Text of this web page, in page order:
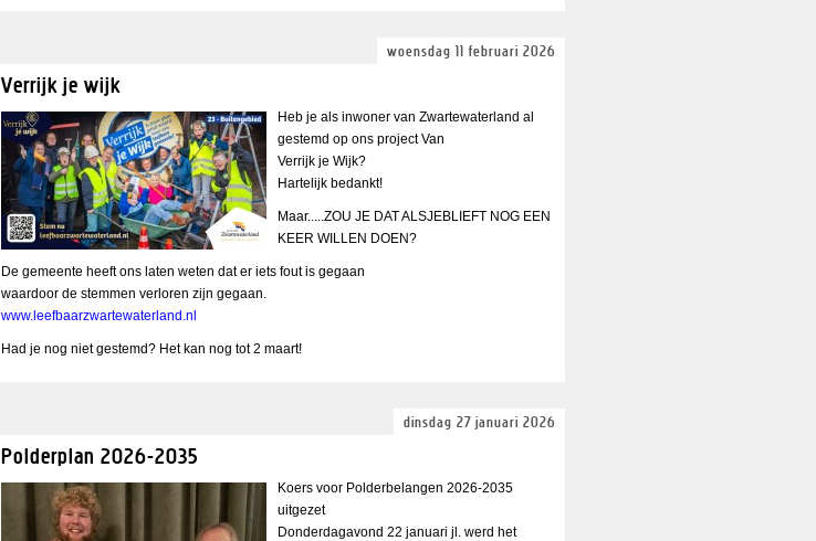
woensdag 11 februari 2026
Verrijk je wijk
Heb je als inwoner van Zwartewaterland al
gestemd op ons project Van
Verrijk je Wijk?
Hartelijk bedankt!
Maar.....ZOU JE DAT ALSJEBLIEFT NOG EEN
KEER WILLEN DOEN?
De gemeente heeft ons laten weten dat er iets fout is gegaan
waardoor de stemmen verloren zijn gegaan.
www.leefbaarzwartewaterland.nl
Had je nog niet gestemd? Het kan nog tot 2 maart!
dinsdag 27 januari 2026
Polderplan 2026-2035
Koers voor Polderbelangen 2026-2035
uitgezet
Donderdagavond 22 januari jl. werd het